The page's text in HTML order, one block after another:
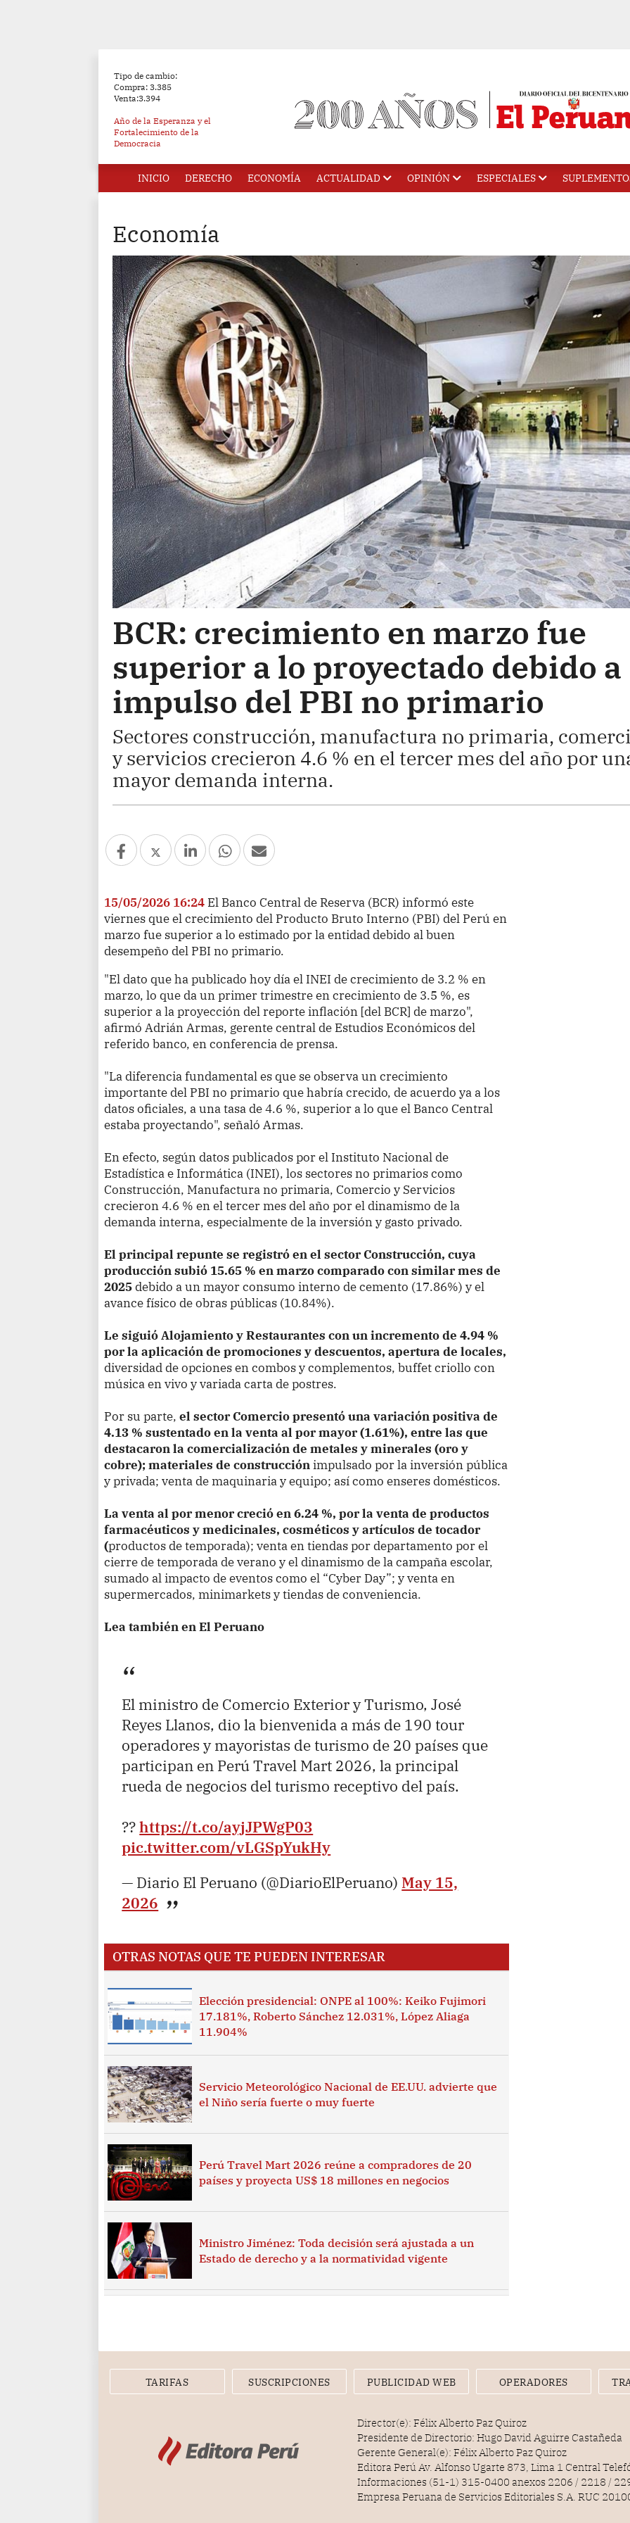
Tipo de cambio:
Compra: 3.385
Venta:3.394
Año de la Esperanza y el
Fortalecimiento de la
Democracia
INICIO DERECHO ECONOMÍA ACTUALIDAD OPINIÓN ESPECIALES
Economía
BCR: crecimiento en marzo fue
superior a lo proyectado debido a
impulso del PBI no primario
Sectores construcción, manufactura no primaria,
y servicios crecieron 4.6 % en el tercer mes del año por
mayor demanda interna.
15/05/2026 16:24 El Banco Central de Reserva (BCR) informó este
viernes que el crecimiento del Producto Bruto Interno (PBI) del Perú en
marzo fue superior a lo estimado por la entidad debido al buen
desempeño del PBI no primario.
"El dato que ha publicado hoy día el INEI de crecimiento de 3.2 % en
marzo, lo que da un primer trimestre en crecimiento de 3.5 %, es
superior a la proyección del reporte inflación [del BCR] de marzo",
afirmó Adrián Armas, gerente central de Estudios Económicos del
referido banco, en conferencia de prensa.
"La diferencia fundamental es que se observa un crecimiento
importante del PBI no primario que habría crecido, de acuerdo ya a los
datos oficiales, a una tasa de 4.6 %, superior a lo que el Banco Central
estaba proyectando", señaló Armas.
En efecto, según datos publicados por el Instituto Nacional de
Estadística e Informática (INEI), los sectores no primarios como
Construcción, Manufactura no primaria, Comercio y Servicios
crecieron 4.6 % en el tercer mes del año por el dinamismo de la
demanda interna, especialmente de la inversión y gasto privado.
El principal repunte se registró en el sector Construcción, cuya
producción subió 15.65 % en marzo comparado con similar mes de
2025debido a un mayor consumo interno de cemento (17.86%) y el
avance físico de obras públicas (10.84%).
Le siguió Alojamiento y Restaurantes con un incremento de 4.94 %
por la aplicación de promociones y descuentos, apertura de locales,
diversidad de opciones en combos y complementos, buffet criollo con
música en vivo y variada carta de postres.
Por su parte,el sector Comercio presentó una variación positiva de
4.13 % sustentado en la venta al por mayor (1.61%), entre las que
destacaron la comercialización de metales y minerales (oro y
cobre); materiales de construcciónimpulsado por la inversión pública
y privada; venta de maquinaria y equipo; así como enseres domésticos.
La venta al por menor creció en 6.24 %, por la venta de productos
farmacéuticos y medicinales, cosméticos y artículos de tocador
(productos de temporada); venta en tiendas por departamento por el
cierre de temporada de verano y el dinamismo de la campaña escolar,
sumado al impacto de eventos como el “Cyber Day”; y venta en
supermercados, minimarkets y tiendas de conveniencia.
Lea también en El Peruano
El ministro de Comercio Exterior y Turismo, José
Reyes Llanos, dio la bienvenida a más de 190 tour
operadores y mayoristas de turismo de 20 países que
participan en Perú Travel Mart 2026, la principal
rueda de negocios del turismo receptivo del país.
??https://t.co/ayjJPWgP03
pic.twitter.com/vLGSpYukHy
— Diario El Peruano (@DiarioElPeruano) May 15,
2026
OTRAS NOTAS QUE TE PUEDEN INTERESAR
Elección presidencial: ONPE al 100%: Keiko Fujimori
17.181%, Roberto Sánchez 12.031%, López Aliaga
11.904%
Servicio Meteorológico Nacional de EE.UU. advierte que
el Niño sería fuerte o muy fuerte
Perú Travel Mart 2026 reúne a compradores de 20
países y proyecta US$ 18 millones en negocios
Ministro Jiménez: Toda decisión será ajustada a un
Estado de derecho y a la normatividad vigente
TARIFAS SUSCRIPCIONES PUBLICIDAD WEB OPERADORES
Director(e): Félix Alberto Paz Quiroz
Presidente de Directorio: Hugo David Aguirre Castañeda
Gerente General(e): Félix Alberto Paz Quiroz
Editora Perú Av. Alfonso Ugarte 873, Lima 1 Central
Informaciones (51-1) 315-0400 anexos 2206 / 2218 /
Empresa Peruana de Servicios Editoriales S.A. RUC